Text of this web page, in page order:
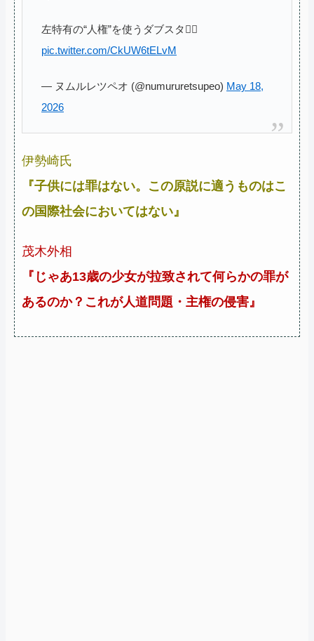
左特有の“人権”を使うダブスタ😮‍💨
pic.twitter.com/CkUW6tELvM
— ヌムルレツペオ (@numururetsupeo) May 18,
2026
伊勢崎氏
『子供には罪はない。この原説に適うものはこ
の国際社会においてはない』
茂木外相
『じゃあ13歳の少女が拉致されて何らかの罪が
あるのか？これが人道問題・主権の侵害』